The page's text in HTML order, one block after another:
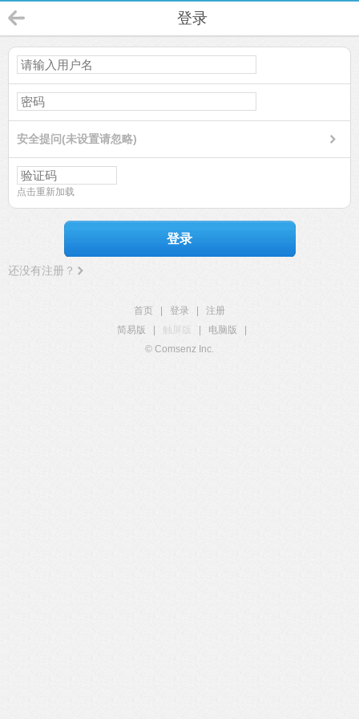
登录
安全提问(未设置请忽略)
点击重新加载
登录
还没有注册？
首页 登录
注册
简易版
触屏版 电脑版
© Comsenz Inc.